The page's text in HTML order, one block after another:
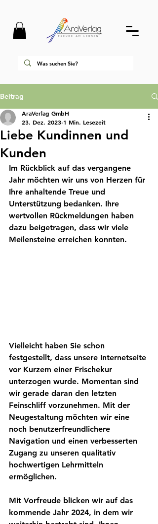
Beitrag
Liebe Kundinnen und
Kunden
AraVerlag GmbH
23. Dez. 2023 1 Min. Lesezeit
Im Rückblick auf das vergangene
Jahr möchten wir uns von Herzen für
Ihre anhaltende Treue und
Unterstützung bedanken. Ihre
wertvollen Rückmeldungen haben
dazu beigetragen, dass wir viele
Meilensteine erreichen konnten.
Vielleicht haben Sie schon
festgestellt, dass unsere Internetseite
vor Kurzem einer Frischekur
unterzogen wurde. Momentan sind
wir gerade daran den letzten
Feinschliff vorzunehmen. Mit der
Neugestaltung möchten wir eine
noch benutzerfreundlichere
Navigation und einen verbesserten
Zugang zu unseren qualitativ
hochwertigen Lehrmitteln
ermöglichen.
Mit Vorfreude blicken wir auf das
kommende Jahr 2024, in dem wir